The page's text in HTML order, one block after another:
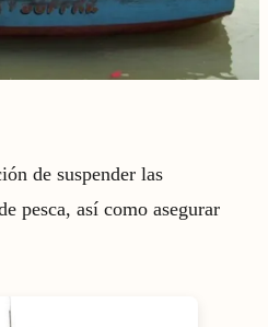
de suspender las
pesca, así como asegurar